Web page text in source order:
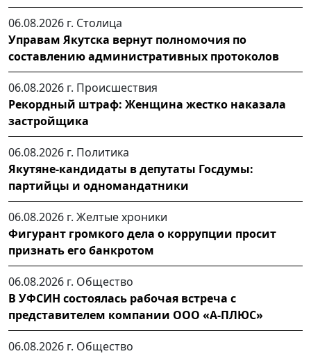
06.08.2026 г. Столица
Управам Якутска вернут полномочия по
составлению административных протоколов
06.08.2026 г. Происшествия
Рекордный штраф: Женщина жестко наказала
застройщика
06.08.2026 г. Политика
Якутяне-кандидаты в депутаты Госдумы:
партийцы и одномандатники
06.08.2026 г. Желтые хроники
Фигурант громкого дела о коррупции просит
признать его банкротом
06.08.2026 г. Общество
В УФСИН состоялась рабочая встреча с
представителем компании ООО «А-ПЛЮС»
06.08.2026 г. Общество